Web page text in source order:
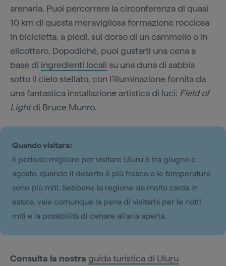
arenaria. Puoi percorrere la circonferenza di quasi
10 km di questa meravigliosa formazione rocciosa
in bicicletta, a piedi, sul dorso di un cammello o in
elicottero. Dopodiché, puoi gustarti una cena a
base di ingredienti locali su una duna di sabbia
sotto il cielo stellato, con l'illuminazione fornita da
una fantastica installazione artistica di luci: Field of
Lightdi Bruce Munro.
Quando visitare:
Il periodo migliore per visitare Uluru è tra giugno e
agosto, quando il deserto è più fresco e le temperature
sono più miti. Sebbene la regione sia molto calda in
estate, vale comunque la pena di visitarla per le notti
miti e la possibilità di cenare all'aria aperta.
Consulta la nostra guida turistica di Uluru